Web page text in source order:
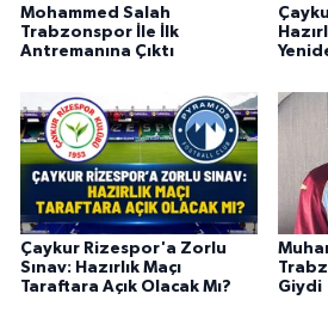
Mohammed Salah
Trabzonspor İle İlk
Antremanına Çıktı
Çaykur Rizespor'a Zorlu
Sınav: Hazırlık Maçı
Taraftara Açık Olacak Mı?
Giydi